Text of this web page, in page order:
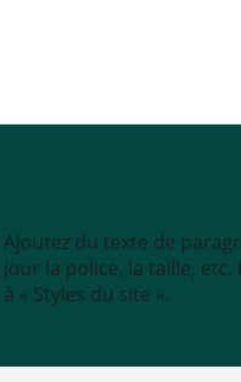
Ajoutez du texte de
jour la police, la taille,
à « Styles du site ».